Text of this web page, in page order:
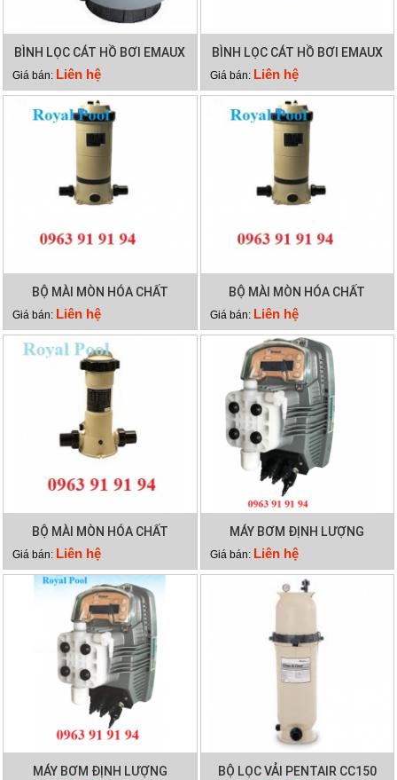
BÌNH LỌC CÁT HỒ BƠI EMAUX
SP700
Giá bán: Liên hệ
BÌNH LỌC CÁT HỒ BƠI EMAUX
P350
Giá bán: Liên hệ
BỘ MÀI MÒN HÓA CHẤT
EMAUX CLL-75
Giá bán: Liên hệ
BỘ MÀI MÒN HÓA CHẤT
EMAUX CLL-50
Giá bán: Liên hệ
BỘ MÀI MÒN HÓA CHẤT
EMAUX CL-02
Giá bán: Liên hệ
MÁY BƠM ĐỊNH LƯỢNG
EMAUX CTRL7-ORP
Giá bán: Liên hệ
MÁY BƠM ĐỊNH LƯỢNG
BỘ LỌC VẢI PENTAIR CC150